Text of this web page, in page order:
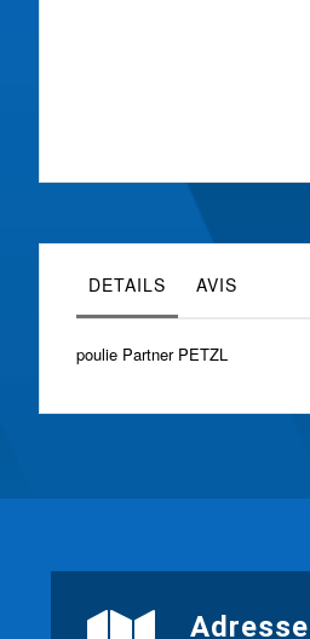
the
the
galleryDETAILS
poulie Partner PETZL
AVIS
Adresse